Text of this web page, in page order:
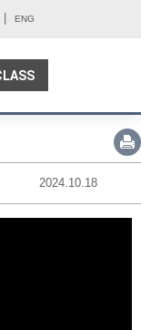
ENG
2024.10.18